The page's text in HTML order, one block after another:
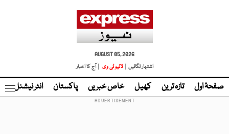
AUGUST 05, 2026
اشتہار لگائیں |
لائیو ٹی وی | آج کا اخبار
صفحۂ اول تازہ ترین کھیل خاص خبریں پاکستان انٹر نیشنل